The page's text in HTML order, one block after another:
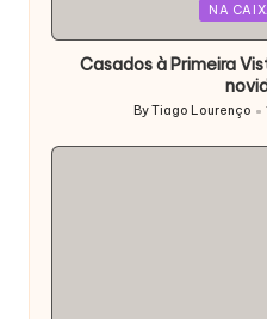
NA
Casados à Primeira
Posted
ByTiago Lourenço